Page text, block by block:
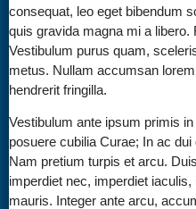
consequat, leo eget bibendum
quis gravida magna mi a libero.
Vestibulum purus quam,
metus. Nullam accumsan
hendrerit fringilla.
Vestibulum ante ipsum primis
posuere cubilia Curae; In ac
Nam pretium turpis et arcu.
imperdiet nec, imperdiet
mauris. Integer ante arcu,